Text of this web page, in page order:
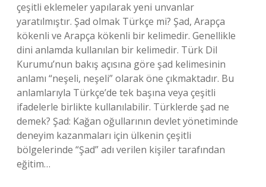
çeşitli eklemeler yapılarak yeni unvanlar
yaratılmıştır. Şad olmak Türkçe mi? Şad, Arapça
kökenli ve Arapça kökenli bir kelimedir. Genellikle
dini anlamda kullanılan bir kelimedir. Türk Dil
Kurumu’nun bakış açısına göre şad kelimesinin
anlamı “neşeli, neşeli” olarak öne çıkmaktadır. Bu
anlamlarıyla Türkçe’de tek başına veya çeşitli
ifadelerle birlikte kullanılabilir. Türklerde şad ne
demek? Şad: Kağan oğullarının devlet yönetiminde
deneyim kazanmaları için ülkenin çeşitli
bölgelerinde “Şad” adı verilen kişiler tarafından
eğitim…